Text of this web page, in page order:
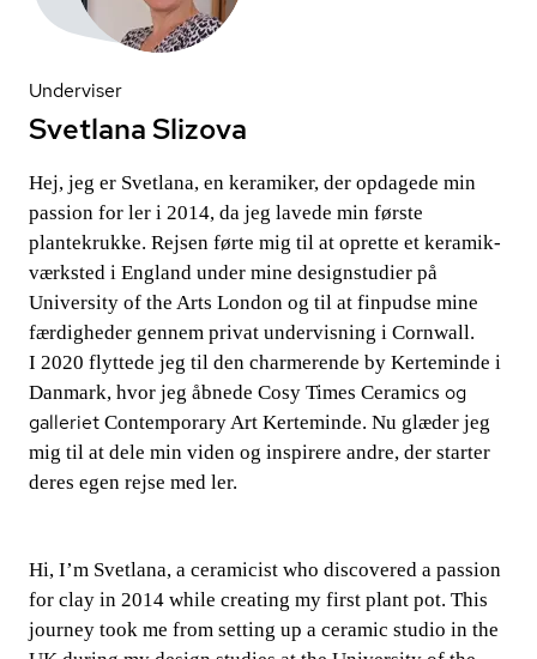
Underviser
Svetlana Slizova
Hej, jeg er Svetlana, en keramiker, der opdagede min
passion for ler i 2014, da jeg lavede min første
plantekrukke. Rejsen førte mig til at oprette et ke­ra­mi­k­
værk­sted i England under mine designstudier på
University of the Arts London og til at finpudse mine
færdigheder gennem privat undervisning i Cornwall.
I 2020 flyttede jeg til den charmerende by Kerteminde i
Danmark, hvor jeg åbnede Cosy Times Ceramics og
galleriet Contemporary Art Kerteminde. Nu glæder jeg
mig til at dele min viden og inspirere andre, der starter
deres egen rejse med ler.
Hi, I’m Svetlana, a ceramicist who discovered a passion
for clay in 2014 while creating my first plant pot. This
journey took me from setting up a ceramic studio in the